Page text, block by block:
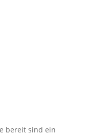
bereit sind ein